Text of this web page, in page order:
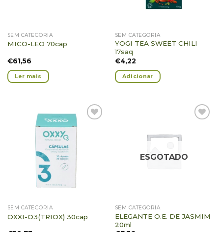
SEM CATEGORIA
MICO-LEO 70cap
€61,56
Ler mais
SEM CATEGORIA
YOGI TEA SWEET CHILI
17saq
€4,22
Adicionar
Favoritos
SEM CATEGORIA
OXXI-O3(TRIOX) 30cap
Adicionar
Favoritos
ESGOTADO
SEM CATEGORIA
ELEGANTE O.E. DE JASMIM
20ml